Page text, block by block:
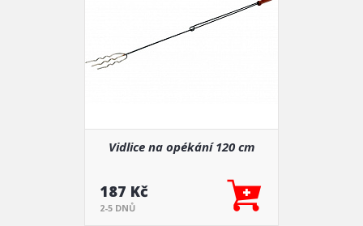
Vidlice na opékání 120 cm
187 Kč
2-5 DNŮ